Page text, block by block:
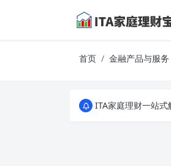
首页 金融产品与服务
ITA家庭理财一站